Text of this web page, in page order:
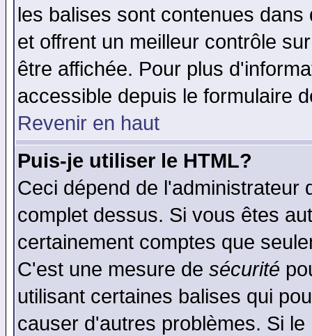
les balises sont contenues
et offrent un meilleur contrôle
être affichée. Pour plus
accessible depuis le formulaire
Revenir en haut
Puis-je utiliser le HTML?
Ceci dépend de l'administrateur
complet dessus. Si vous êtes
certainement comptes que
C'est une mesure de sécurité
utilisant certaines balises qui
causer d'autres problèmes. Si